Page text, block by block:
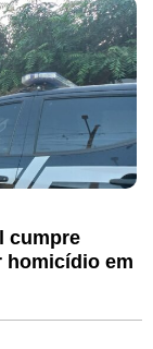
cumpre
homicídio em